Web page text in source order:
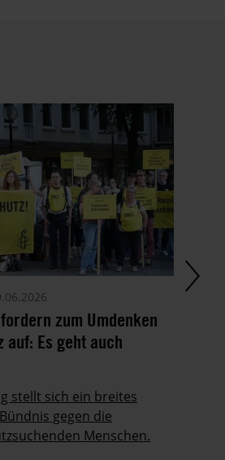
zum Umdenken
Es geht auch
stellt sich ein breites
gegen die
Menschen.